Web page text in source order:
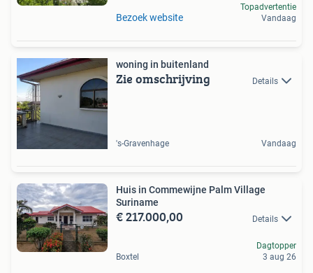
Bezoek website
Topadvertentie
Vandaag
woning in buitenland
Zie omschrijving Details
's-Gravenhage Vandaag
Huis in Commewijne Palm Village
Suriname
€ 217.000,00 Details
Boxtel
Dagtopper
3 aug 26